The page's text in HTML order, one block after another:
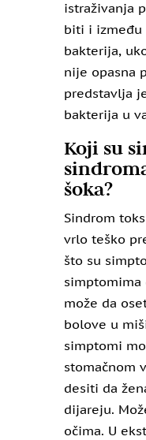
istraživanja
biti i između
bakterija,
nije opasna
predstavlja
bakterija u
Koji su
šoka?
Sindrom
vrlo teško
što su
simptomima
može da
bolove u
simptomi
stomačnom
desiti da
dijareju.
očima. U